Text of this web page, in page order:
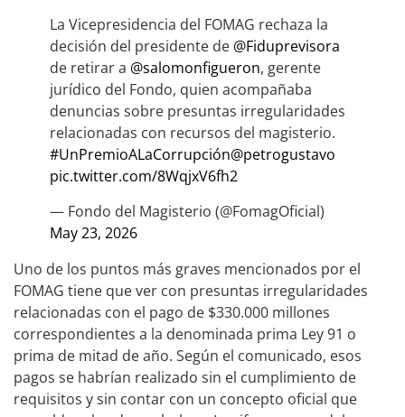
La Vicepresidencia del FOMAG rechaza la
decisión del presidente de @Fiduprevisora
de retirar a @salomonfigueron, gerente
jurídico del Fondo, quien acompañaba
denuncias sobre presuntas irregularidades
relacionadas con recursos del magisterio.
#UnPremioALaCorrupción@petrogustavo
pic.twitter.com/8WqjxV6fh2
— Fondo del Magisterio (@FomagOficial)
May 23, 2026
Uno de los puntos más graves mencionados por el
FOMAG tiene que ver con presuntas irregularidades
relacionadas con el pago de $330.000 millones
correspondientes a la denominada prima Ley 91 o
prima de mitad de año. Según el comunicado, esos
pagos se habrían realizado sin el cumplimiento de
requisitos y sin contar con un concepto oficial que